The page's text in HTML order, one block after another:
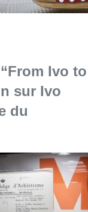
Ivo to
sur Ivo
du